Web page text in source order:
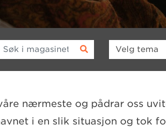
Søk i magasinet Velg tema
nærmeste og pådrar oss
i en slik situasjon og tok